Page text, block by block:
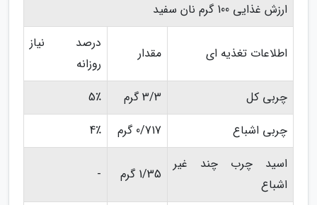
ارزش غذایی 100 گرم نان سفید
اطلاعات تغذیه ای مقدار
درصد نیاز
روزانه
چربی کل
3/3 گرم
5٪
چربی اشباع
0/717 گرم
4٪
اسید چرب چند غیر
اشباع
1/35 گرم -